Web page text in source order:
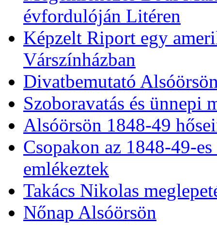
Föld napi faültetés
Megemlékezés Bódi
évfordulóján Litéren
Képzelt Riport egy
Várszínházban
Divatbemutató
Szoboravatás és ünnepi
Alsóörsön 1848-49
Csopakon az 1848-49-
emlékeztek